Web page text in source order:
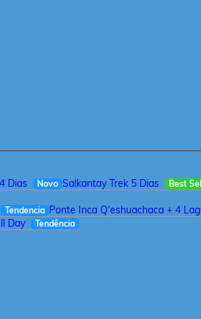
Dias Novo Salkantay Trek 5 Dias Best
Tendencia Ponte Inca Q'eshuachaca + 4
Day Tendência